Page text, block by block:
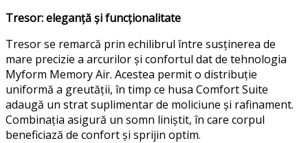
Tresor: eleganță și funcționalitate
Tresor se remarcă prin echilibrul între susținerea de
mare precizie a arcurilor și confortul dat de tehnologia
Myform Memory Air. Acestea permit o distribuție
uniformă a greutății, în timp ce husa Comfort Suite
adaugă un strat suplimentar de moliciune și rafinament.
Combinația asigură un somn liniștit, în care corpul
beneficiază de confort și sprijin optim.